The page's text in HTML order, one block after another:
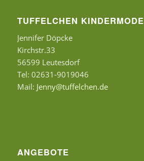
TUFFELCHEN KINDERMODE
Jennifer Döpcke
Kirchstr.33
56599 Leutesdorf
Tel: 02631-9019046
Mail: Jenny@tuffelchen.de
ANGEBOTE